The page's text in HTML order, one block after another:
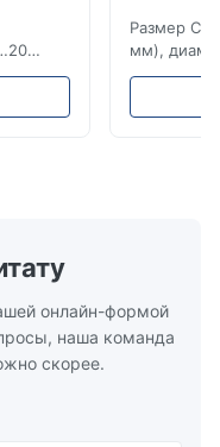
Размер
мм),
(15–20 мм)
ANSI
онлайн-формой
наша команда
скорее.